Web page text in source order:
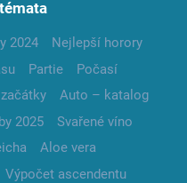
2024
Nejlepší horory
Partie
Počasí
Auto – katalog
2025
Svařené víno
Aloe vera
Výpočet ascendentu